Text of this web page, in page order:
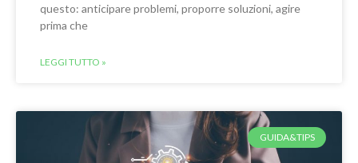
questo: anticipare problemi, proporre soluzioni, agire
prima che
LEGGI TUTTO »
GUIDA&TIPS